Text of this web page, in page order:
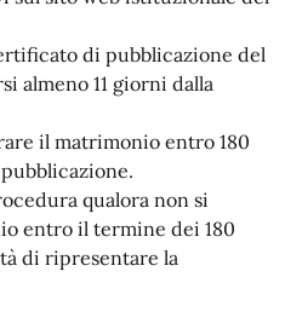
di pubblicazione del
almeno 11 giorni dalla
il matrimonio entro 180
qualora non si
entro il termine dei 180
di ripresentare la